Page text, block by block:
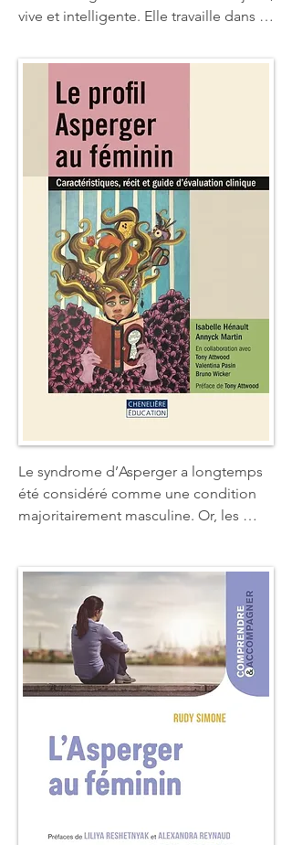
vive et intelligente. Elle travaille dans
Pourtant, elle est différente.Marguerite
se sent décalée et lutte chaque jour
pour préserver les apparences. Ses
gestes sont immuables, proches de la
manie. Son environnement doit être un
cocon. Elle se sent agressée par le
bruit et les bavardages incessants de
ses collègues. Lassée de cet état, elle
va partir à la rencontre d'elle-même et
découvrir qu'elle est autiste Asperger.
Sa vie va s'en trouver profondément
modifiée.
Le syndrome d’Asperger a longtemps
été considéré comme une condition
majoritairement masculine. Or, les
tout autre. Cet ouvrage a comme
principal objectif de démystifier le
syndrome d’Asperger au féminin. Il vise
à éviter les diagnostics souvent erronés
posés par les spécialistes qui
méconnaissent les particularités du
profil féminin. Il a également comme
objectif de permettre aux filles et aux
femmes Asperger d’accéder à une
qualité de vie à la hauteur de leur
potentiel.